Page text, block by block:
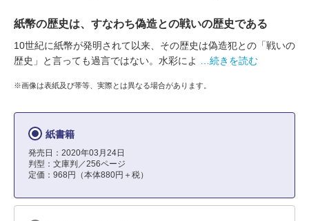
紙幣の歴史は、すなわち偽造との戦いの歴史である
10世紀に紙幣が発明されて以来、その歴史は偽造犯との「戦いの
歴史」と言っても過言ではない。水彩によ
…続きを読む
※画像は表紙及び帯等、実際とは異なる場合があります。
紙書籍
発売日：2020年03月24日
判型：文庫判／256ページ
定価：968円（本体880円＋税）